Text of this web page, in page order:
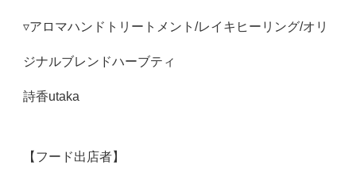
▿アロマハンドトリートメント/レイキヒーリング/オリ
ジナルブレンドハーブティ
詩香utaka
【フード出店者】